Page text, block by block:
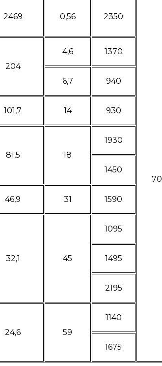
2469 0,56 2350
204
4,6 1370
6,7 940
101,7 14 930
81,5
18
1930
1450
46,9 31 1590
32,1 45
1095
1495
2195
24,6
59
1140
1675